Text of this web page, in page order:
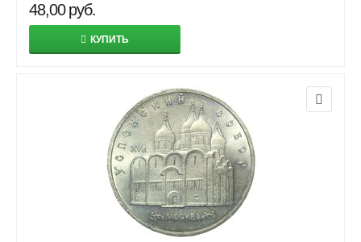
48,00 руб.
КУПИТЬ